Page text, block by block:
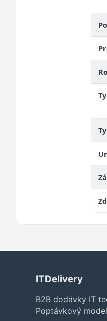
ITDelivery
B2B dodávky IT
Poptávkový